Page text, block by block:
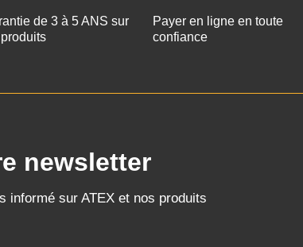
de 3 à 5 ANS sur
Payer en ligne en toute
confiance
newsletter
informé sur ATEX et nos produits